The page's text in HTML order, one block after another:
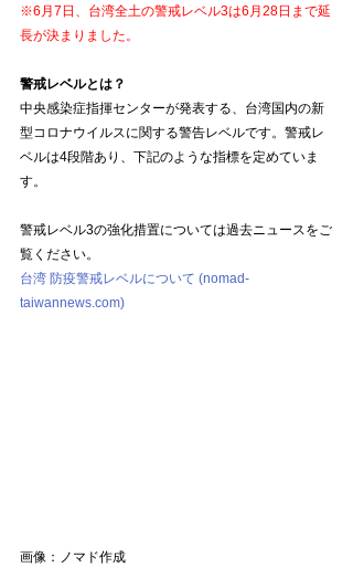
※6月7日、台湾全土の警戒レベル3は6月28日まで延
長が決まりました。
警戒レベルとは？
中央感染症指揮センターが発表する、台湾国内の新
型コロナウイルスに関する警告レベルです。警戒レ
ベルは4段階あり、下記のような指標を定めていま
す。
警戒レベル3の強化措置については過去ニュースをご
覧ください。
台湾 防疫警戒レベルについて (nomad-
taiwannews.com)
画像：ノマド作成